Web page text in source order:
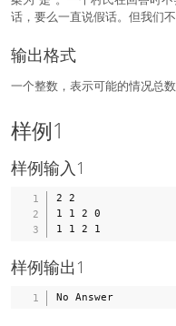
话，要么一直说假话。但我们
输出格式
一个整数，表示可能的情况总
样例1
样例输入1
2 2
1 1 2 0
样例输出1
No Answer